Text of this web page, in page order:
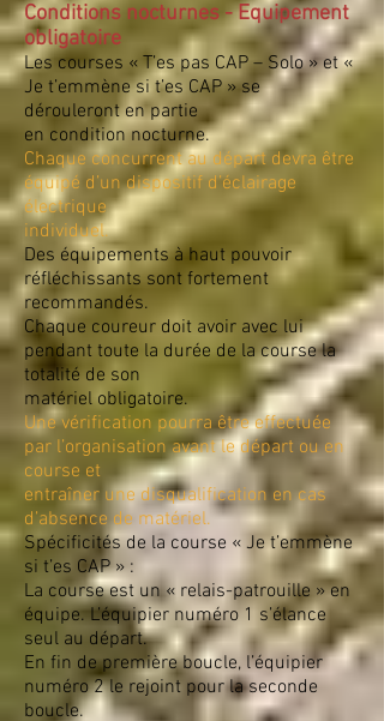
Conditions nocturnes - Equipement
obligatoire
Les courses « T’es pas CAP – Solo » et «
Je t’emmène si t’es CAP » se
dérouleront en partie
en condition nocturne.
Chaque concurrent au départ devra être
équipé d’un dispositif d’éclairage
électrique
individuel.
Des équipements à haut pouvoir
réfléchissants sont fortement
recommandés.
Chaque coureur doit avoir avec lui
pendant toute la durée de la course la
totalité de son
matériel obligatoire.
Une vérification pourra être effectuée
par l’organisation avant le départ ou en
course et
entraîner une disqualification en cas
d’absence de matériel.
Spécificités de la course « Je t’emmène
si t’es CAP » :
La course est un « relais-patrouille » en
équipe. L’équipier numéro 1 s’élance
seul au départ.
En fin de première boucle, l’équipier
numéro 2 le rejoint pour la seconde
boucle.